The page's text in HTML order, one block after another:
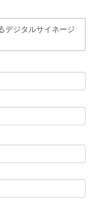
デジタルサイネージ